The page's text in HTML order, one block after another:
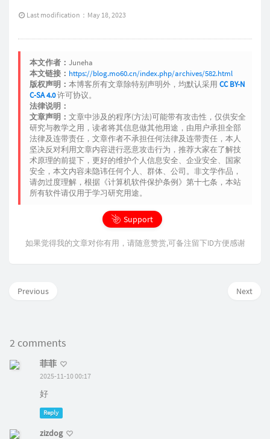
Last modification：May 18, 2023
本文作者： Juneha
本文链接： https://blog.mo60.cn/index.php/archives/582.html
版权声明： 本博客所有文章除特别声明外，均默认采用 CC BY-N
C-SA 4.0许可协议。
法律说明：
文章声明： 文章中涉及的程序(方法)可能带有攻击性，仅供安全
研究与教学之用，读者将其信息做其他用途，由用户承担全部
法律及连带责任，文章作者不承担任何法律及连带责任，本人
坚决反对利用文章内容进行恶意攻击行为，推荐大家在了解技
术原理的前提下，更好的维护个人信息安全、企业安全、国家
安全，本文内容未隐讳任何个人、群体、公司。非文学作品，
请勿过度理解，根据《计算机软件保护条例》第十七条，本站
所有软件请仅用于学习研究用途。
Support
如果觉得我的文章对你有用，请随意赞赏,可备注留下ID方便感谢
Next
Previous
2 comments
菲菲
2025-11-10 00:17
好
Reply
zizdog